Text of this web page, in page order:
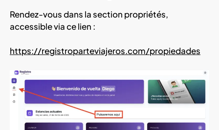
Rendez-vous dans la section propriétés,
accessible via ce lien :
https://registroparteviajeros.com/propiedades